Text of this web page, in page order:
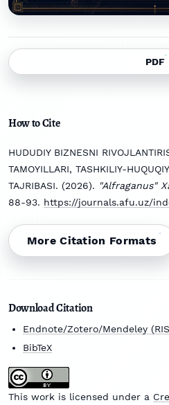
PDF
How to Cite
HUDUDIY BIZNESNI
TAMOYILLARI, TASHKILIY-
TAJRIBASI. (2026). "Alfraganus"
88-93. https://journals.afu.uz/
More Citation Formats
Download Citation
Endnote/Zotero/Mendeley
BibTeX
This work is licensed under a